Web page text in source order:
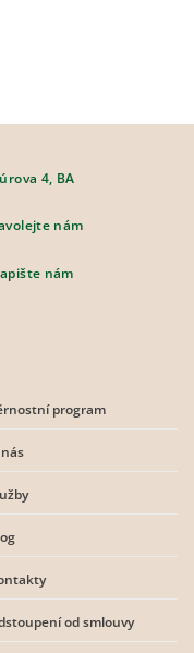
4, BA
nám
nám
program
od smlouvy